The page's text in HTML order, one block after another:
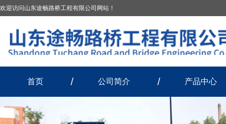
欢迎访问山东途畅路桥工程有限公司网站！
首页 公司简介 产品中心